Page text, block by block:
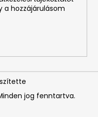
hozzájárulásom
jog fenntartva.